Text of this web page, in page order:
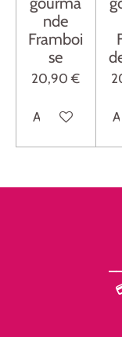
nde
Framboi
se
20,90 €
Ajouter au panier